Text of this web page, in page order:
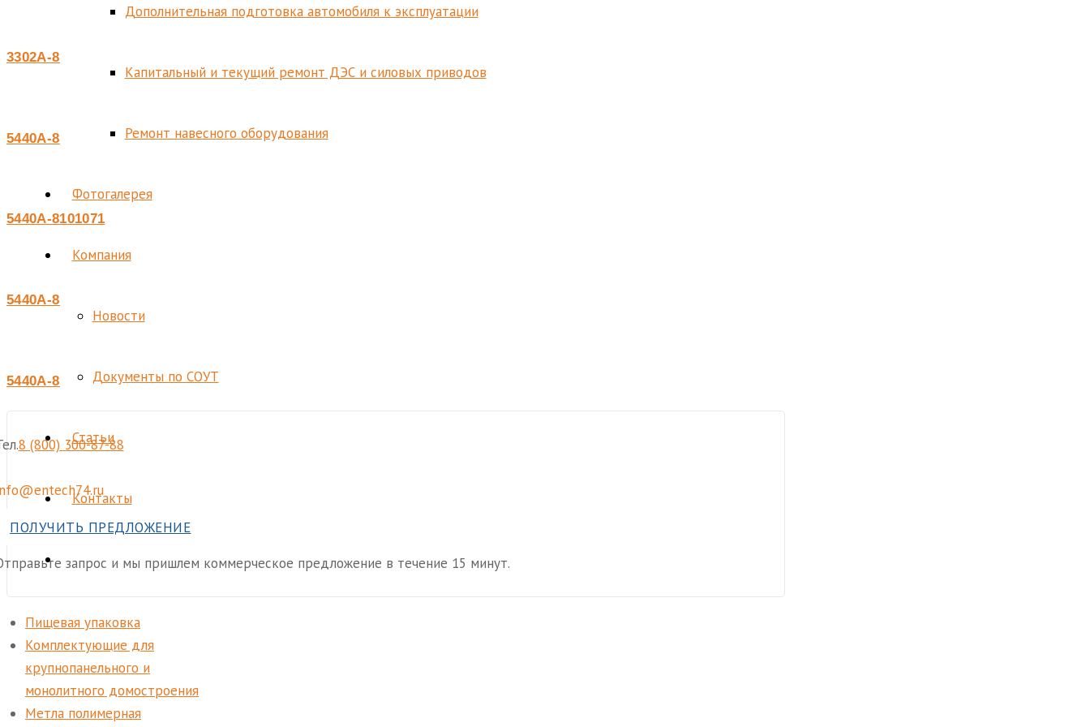
Дополнительная подготовка автомобиля к эксплуатации
Капитальный и текущий ремонт ДЭС и силовых приводов
Ремонт навесного оборудования
Фотогалерея
Компания
Новости
Документы по СОУТ
Статьи
Контакты
3302А-8101073-10
5440А-8101071
5440А-8101071
5440А-8101073
5440А-8101073
8 (800) 300-87-88
ПОЛУЧИТЬ ПРЕДЛОЖЕНИЕ
запрос и мы пришлем коммерческое предложение в течение 15 минут.
Пищевая упаковка
Комплектующие для
крупнопанельного и
монолитного домостроения
Метла полимерная